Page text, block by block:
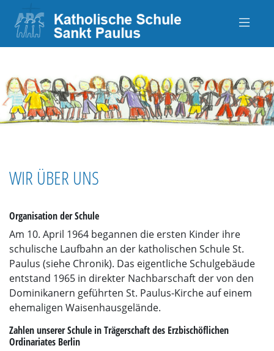
WIR ÜBER UNS
Organisation der Schule
Am 10. April 1964 begannen die ersten Kinder ihre
schulische Laufbahn an der katholischen Schule St.
Paulus (siehe Chronik). Das eigentliche Schulgebäude
entstand 1965 in direkter Nachbarschaft der von den
Dominikanern geführten St. Paulus-Kirche auf einem
ehemaligen Waisenhausgelände.
Zahlen unserer Schule in Trägerschaft des Erzbischöflichen
Ordinariates Berlin